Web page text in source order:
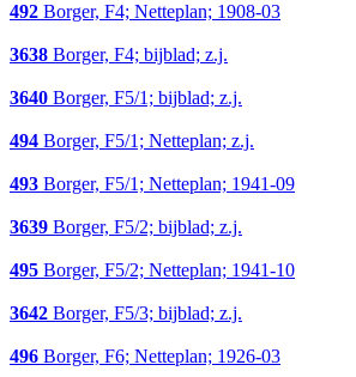
492 Borger, F4; Netteplan; 1908-03
3638 Borger, F4; bijblad; z.j.
3640 Borger, F5/1; bijblad; z.j.
494 Borger, F5/1; Netteplan; z.j.
493 Borger, F5/1; Netteplan; 1941-09
3639 Borger, F5/2; bijblad; z.j.
495 Borger, F5/2; Netteplan; 1941-10
3642 Borger, F5/3; bijblad; z.j.
496 Borger, F6; Netteplan; 1926-03